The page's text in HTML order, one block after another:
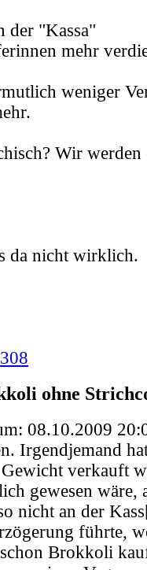
der "Kassa"
mehr
weniger
Wir
da nicht wirklich.
ohne
08.10.2009
Irgendjemand
verkauft
gewesen wäre,
nicht an der
führte,
Brokkoli